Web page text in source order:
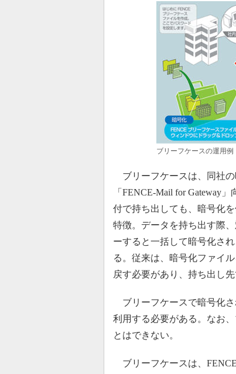
ブリーフケースの運用例
ブリーフケースは、同社の
「FENCE-Mail for Gateway
付で持ち出しても、暗号化
特徴。データを持ち出す際
ーすると一括して暗号化さ
る。従来は、暗号化ファイ
戻す必要があり、持ち出し
ブリーフケースで暗号化さ
利用する必要がある。なお
とはできない。
ブリーフケースは、